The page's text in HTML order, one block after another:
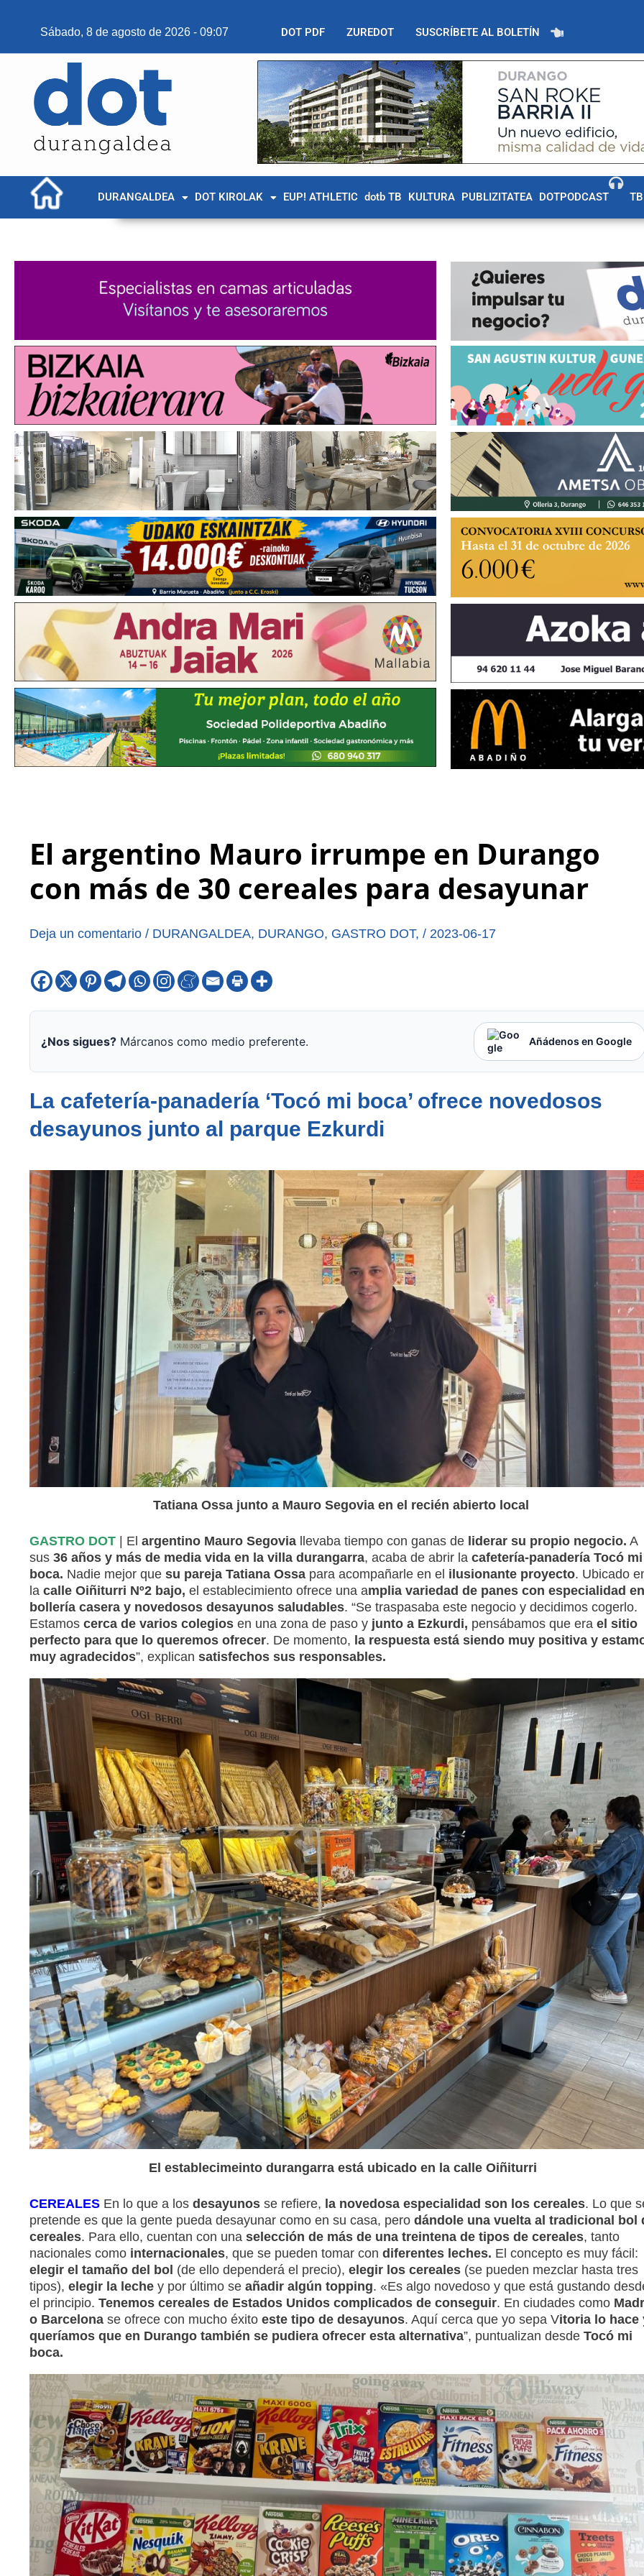
Sábado, 8 de agosto de 2026 - 09:07 DOT PDF ZUREDOT SUSCRÍBETE AL BOLETÍN
DURANGALDEA DOT KIROLAK EUP! ATHLETIC dotb TB KULTURA PUBLIZITATEA DOTPODCAST
El argentino Mauro irrumpe en Durango
con más de 30 cereales para desayunar
Deja un comentario / DURANGALDEA, DURANGO, GASTRO DOT, / 2023-06-17
¿Nos sigues?Márcanos como medio preferente. Añádenos en Google
La cafetería-panadería ‘Tocó mi boca’ ofrece novedosos
desayunos junto al parque Ezkurdi
Tatiana Ossa junto a Mauro Segovia en el recién abierto local
GASTRO DOT| El argentino Mauro Segoviallevaba tiempo con ganas de liderar su propio negocio. A
sus 36 años y más de media vida en la villa durangarra, acaba de abrir la cafetería-panadería Tocó mi
boca. Nadie mejor que su pareja Tatiana Ossapara acompañarle en el ilusionante proyecto. Ubicado
la calle Oiñiturri Nº2 bajo, el establecimiento ofrece una amplia variedad de panes con especialidad en
bollería casera y novedosos desayunos saludables. “Se traspasaba este negocio y decidimos cogerlo.
Estamos cerca de varios colegiosen una zona de paso yjunto a Ezkurdi, pensábamos que era el sitio
perfecto para que lo queremos ofrecer. De momento, la respuesta está siendo muy positiva y
muy agradecidos”, explican satisfechos sus responsables.
El establecimeinto durangarra está ubicado en la calle Oiñiturri
CEREALESEn lo que a los desayunosse refiere, la novedosa especialidad son los cereales. Lo que
pretende es que la gente pueda desayunar como en su casa, pero dándole una vuelta al tradicional bol
cereales. Para ello, cuentan con una selección de más de una treintena de tipos de cereales, tanto
nacionales comointernacionales, que se pueden tomar con diferentes leches. El concepto es muy fácil:
elegir el tamaño del bol (de ello dependerá el precio), elegir los cereales(se pueden mezclar hasta tres
tipos), elegir la lechey por último se añadir algún topping. «Es algo novedoso y que está gustando
el principio. Tenemos cereales de Estados Unidos complicados de conseguir. En ciudades como
o Barcelonase ofrece con mucho éxito este tipo de desayunos. Aquí cerca que yo sepa Vitoria lo hace
queríamos que en Durango también se pudiera ofrecer esta alternativa”, puntualizan desde Tocó mi
boca.